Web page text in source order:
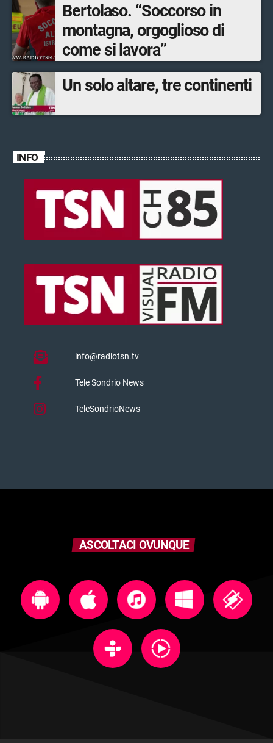
Bertolaso. “Soccorso in
montagna, orgoglioso di
come si lavora”
Un solo altare, tre continenti
INFO
info@radiotsn.tv
Tele Sondrio News
TeleSondrioNews
ASCOLTACI OVUNQUE